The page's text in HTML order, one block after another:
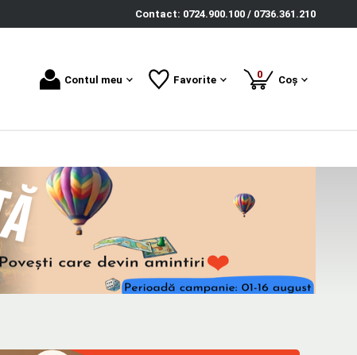
Contact: 0724.900.100 / 0736.361.210
Contul meu Favorite 0produse
Coș